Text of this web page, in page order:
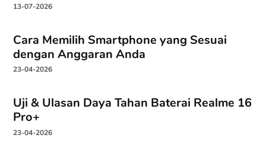
13-07-2026
Cara Memilih Smartphone yang Sesuai
dengan Anggaran Anda
23-04-2026
Uji & Ulasan Daya Tahan Baterai Realme 16
Pro+
23-04-2026